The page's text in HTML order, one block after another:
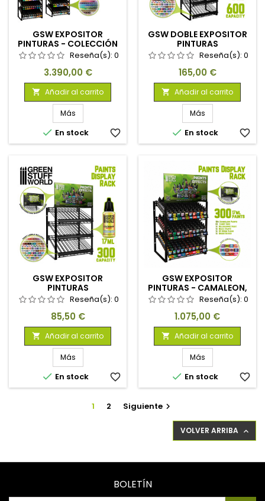
GSW EXPOSITOR
PINTURAS - COLECCIÓN
COMPLETAReseña(s): 0
Precio
3.390,00 €
 Añadir al carrito
Más
 En stock favorite_border
GSW DOBLE EXPOSITOR
PINTURAS
Reseña(s): 0
Precio
165,00 €
 Añadir al carrito
Más
 En stock favorite_border
GSW EXPOSITOR
PINTURAS
Reseña(s): 0
Precio
85,50 €
 Añadir al carrito
Más
 En stock favorite_border
GSW EXPOSITOR
PINTURAS - CAMALEON,
CANDY Y PINTURAS
AUXILIARES
Reseña(s): 0
Precio
1.075,00 €
 Añadir al carrito
Más
 En stock favorite_border
1 2 Siguiente 
VOLVER ARRIBA 
BOLETÍN